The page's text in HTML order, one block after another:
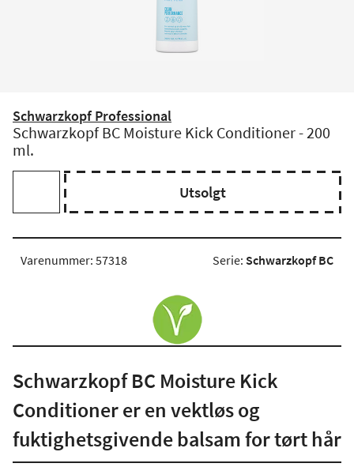
Schwarzkopf Professional
Schwarzkopf BC Moisture Kick Conditioner - 200
ml.
Utsolgt
Varenummer: 57318 Serie: Schwarzkopf BC
Schwarzkopf BC Moisture Kick
Conditioner er en vektløs og
fuktighetsgivende balsam for tørt hår